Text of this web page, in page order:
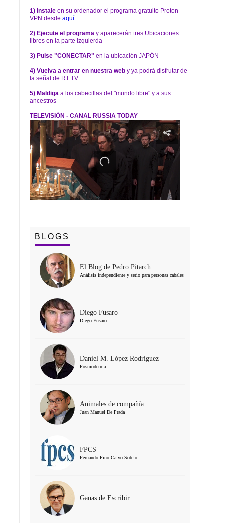
1) Instale en su ordenador el programa gratuito Proton
VPN desde aquí:
2) Ejecute el programa y aparecerán tres Ubicaciones
libres en la parte izquierda
3) Pulse "CONECTAR" en la ubicación JAPÓN
4) Vuelva a entrar en nuestra web y ya podrá disfrutar de
la señal de RT TV
5) Maldiga a los cabecillas del "mundo libre" y a sus
ancestros
TELEVISIÓN - CANAL RUSSIA TODAY
BLOGS
El Blog de Pedro Pitarch
Análisis independiente y serio para personas cabales
Diego Fusaro
Diego Fusaro
Daniel M. López Rodríguez
Posmodernia
Animales de compañía
Juan Manuel De Prada
FPCS
Fernando Pino Calvo Sotelo
Ganas de Escribir